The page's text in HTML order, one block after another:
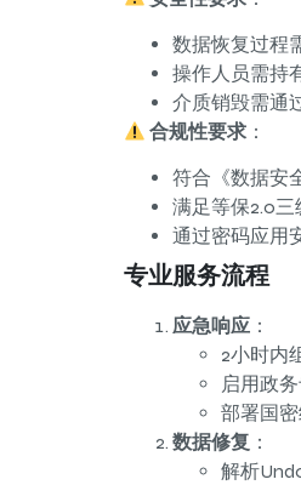
数据恢复过程
操作人员需持
介质销毁需通
合规性要求 ：
符合《数据安
满足等保2.0三
通过密码应用
专业服务流程
应急响应 ：
2小时内
启用政
部署国
数据修复 ：
解析